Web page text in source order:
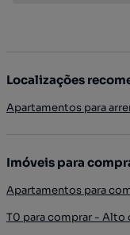
Localizações
Apartamentos para
Imóveis para
Apartamentos para
T0 para comprar - Alto